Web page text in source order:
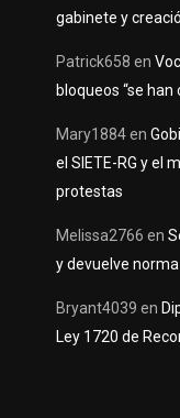
gabinete y
Patrick658 en
bloqueos “se
Mary1884en
el SIETE-RG y el
protestas
Melissa2766 en
y devuelve
Bryant4039 en
Ley 1720 de